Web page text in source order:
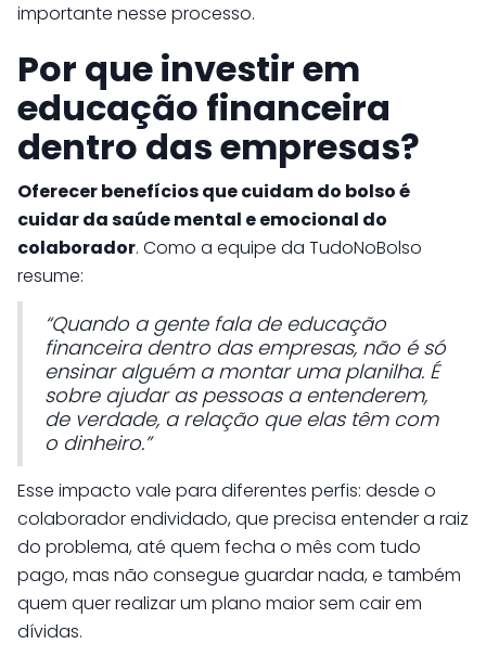
importante nesse processo.
Por que investir em
educação financeira
dentro das empresas?
Oferecer benefícios que cuidam do bolso é
cuidar da saúde mental e emocional do
colaborador. Como a equipe da TudoNoBolso
resume:
“Quando a gente fala de educação
financeira dentro das empresas, não é só
ensinar alguém a montar uma planilha. É
sobre ajudar as pessoas a entenderem,
de verdade, a relação que elas têm com
o dinheiro.”
Esse impacto vale para diferentes perfis: desde o
colaborador endividado, que precisa entender a raiz
do problema, até quem fecha o mês com tudo
pago, mas não consegue guardar nada, e também
quem quer realizar um plano maior sem cair em
dívidas.